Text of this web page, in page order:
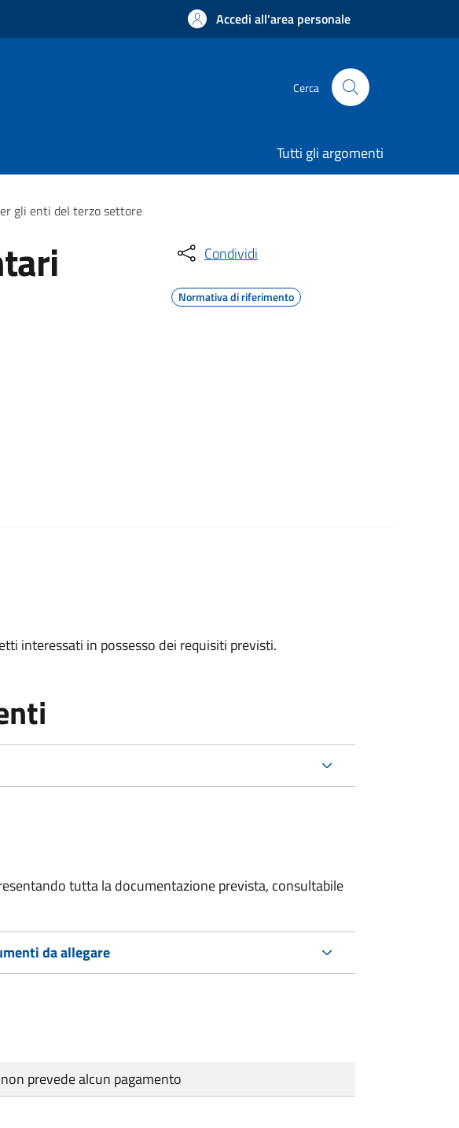
Accedi all'area personale
Cerca
Tutti gli argomenti
gli enti del terzo settore
Condividi
Normativa di riferimento
interessati in possesso dei requisiti previsti.
tutta la documentazione prevista, consultabile
da allegare
prevede alcun pagamento